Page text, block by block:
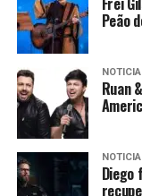
Peão
Ruan
Diego